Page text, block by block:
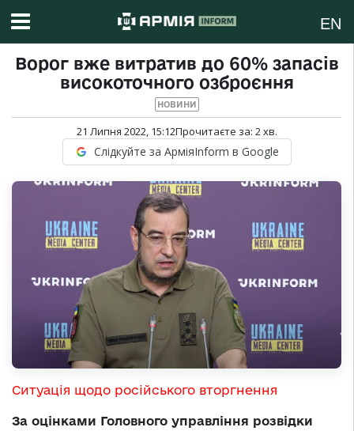
EN
Ворог вже витратив до 60% запасів
високоточного озброєння
НОВИНИ
21 Липня 2022, 15:12Прочитаєте за: 2хв.
Слідкуйте за АрміяInform в Google
Ситуація щодо російського вторгнення
За оцінками Головного управління розвідки